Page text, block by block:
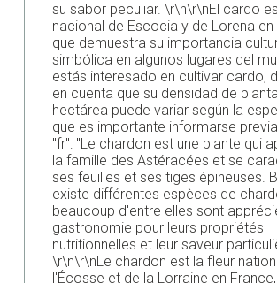
su sabor peculiar. \r\n\r\nEl cardo
nacional de Escocia y de Lorena en
que demuestra su importancia
simbólica en algunos lugares del
estás interesado en cultivar cardo,
en cuenta que su densidad de
hectárea puede variar según la
que es importante informarse
"fr": "Le chardon est une plante qui
la famille des Astéracées et se
ses feuilles et ses tiges épineuses.
existe différentes espèces de
beaucoup d'entre elles sont
gastronomie pour leurs propriétés
nutritionnelles et leur saveur
\r\n\r\nLe chardon est la fleur
l'Écosse et de la Lorraine en France,